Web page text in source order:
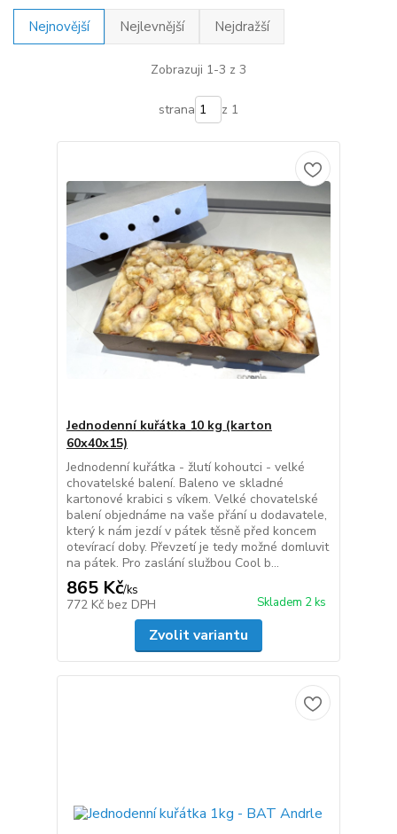
Nejnovější Nejlevnější Nejdražší
Zobrazuji 1-3 z 3
strana z 1
Jednodenní kuřátka 10 kg (karton
60x40x15)
Jednodenní kuřátka - žlutí kohoutci - velké
chovatelské balení. Baleno ve skladné
kartonové krabici s víkem. Velké chovatelské
balení objednáme na vaše přání u dodavatele,
který k nám jezdí v pátek těsně před koncem
otevírací doby. Převzetí je tedy možné domluvit
na pátek. Pro zaslání službou Cool b...
865 Kč/ks
772 Kč bez DPH Skladem 2 ks
Zvolit variantu